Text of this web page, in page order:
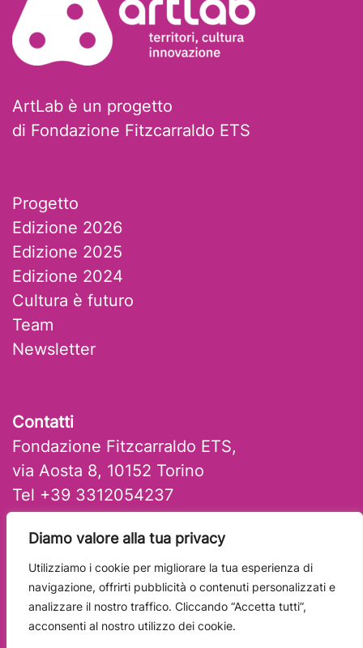
Diamo valore alla tua privacy
Utilizziamo i cookie per migliorare la tua esperienza di
navigazione, offrirti pubblicità o contenuti personalizzati e
analizzare il nostro traffico. Cliccando “Accetta tutti”,
acconsenti al nostro utilizzo dei cookie.
ArtLab è un progetto
di Fondazione Fitzcarraldo ETS
Progetto
Edizione 2026
Edizione 2025
Edizione 2024
Cultura è futuro
Team
Newsletter
Contatti
Fondazione Fitzcarraldo ETS,
via Aosta 8, 10152 Torino
Tel +39 3312054237